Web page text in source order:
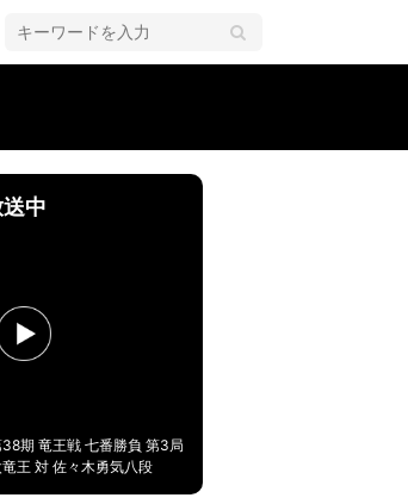
わい」／将棋・ABEMA地域対抗戦
中
38期 竜王戦 七番勝負 第3局
王 対 佐々木勇気八段